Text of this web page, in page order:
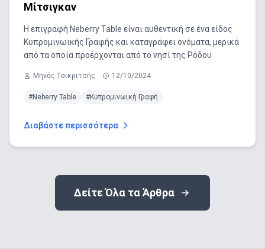
Μίτσιγκαν
H επιγραφή Νeberry Table είναι αυθεντική σε ένα είδος
Κυπρομινωικής Γραφής και καταγράφει ονόματα, μερικά
από τα οποία προέρχονται από το νησί της Ρόδου
Μηνάς Τσικριτσής 12/10/2024
#Νeberry Table #Κυπρομινωική Γραφή
Διαβάστε περισσότερα
Δείτε Όλα τα Άρθρα